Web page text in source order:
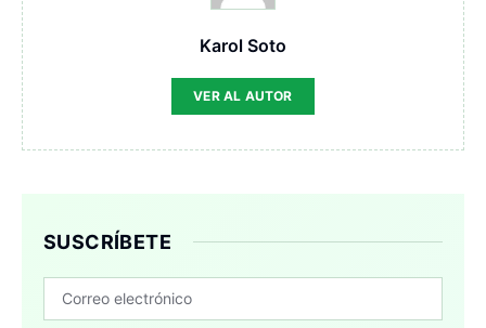
Karol Soto
VER AL AUTOR
SUSCRÍBETE